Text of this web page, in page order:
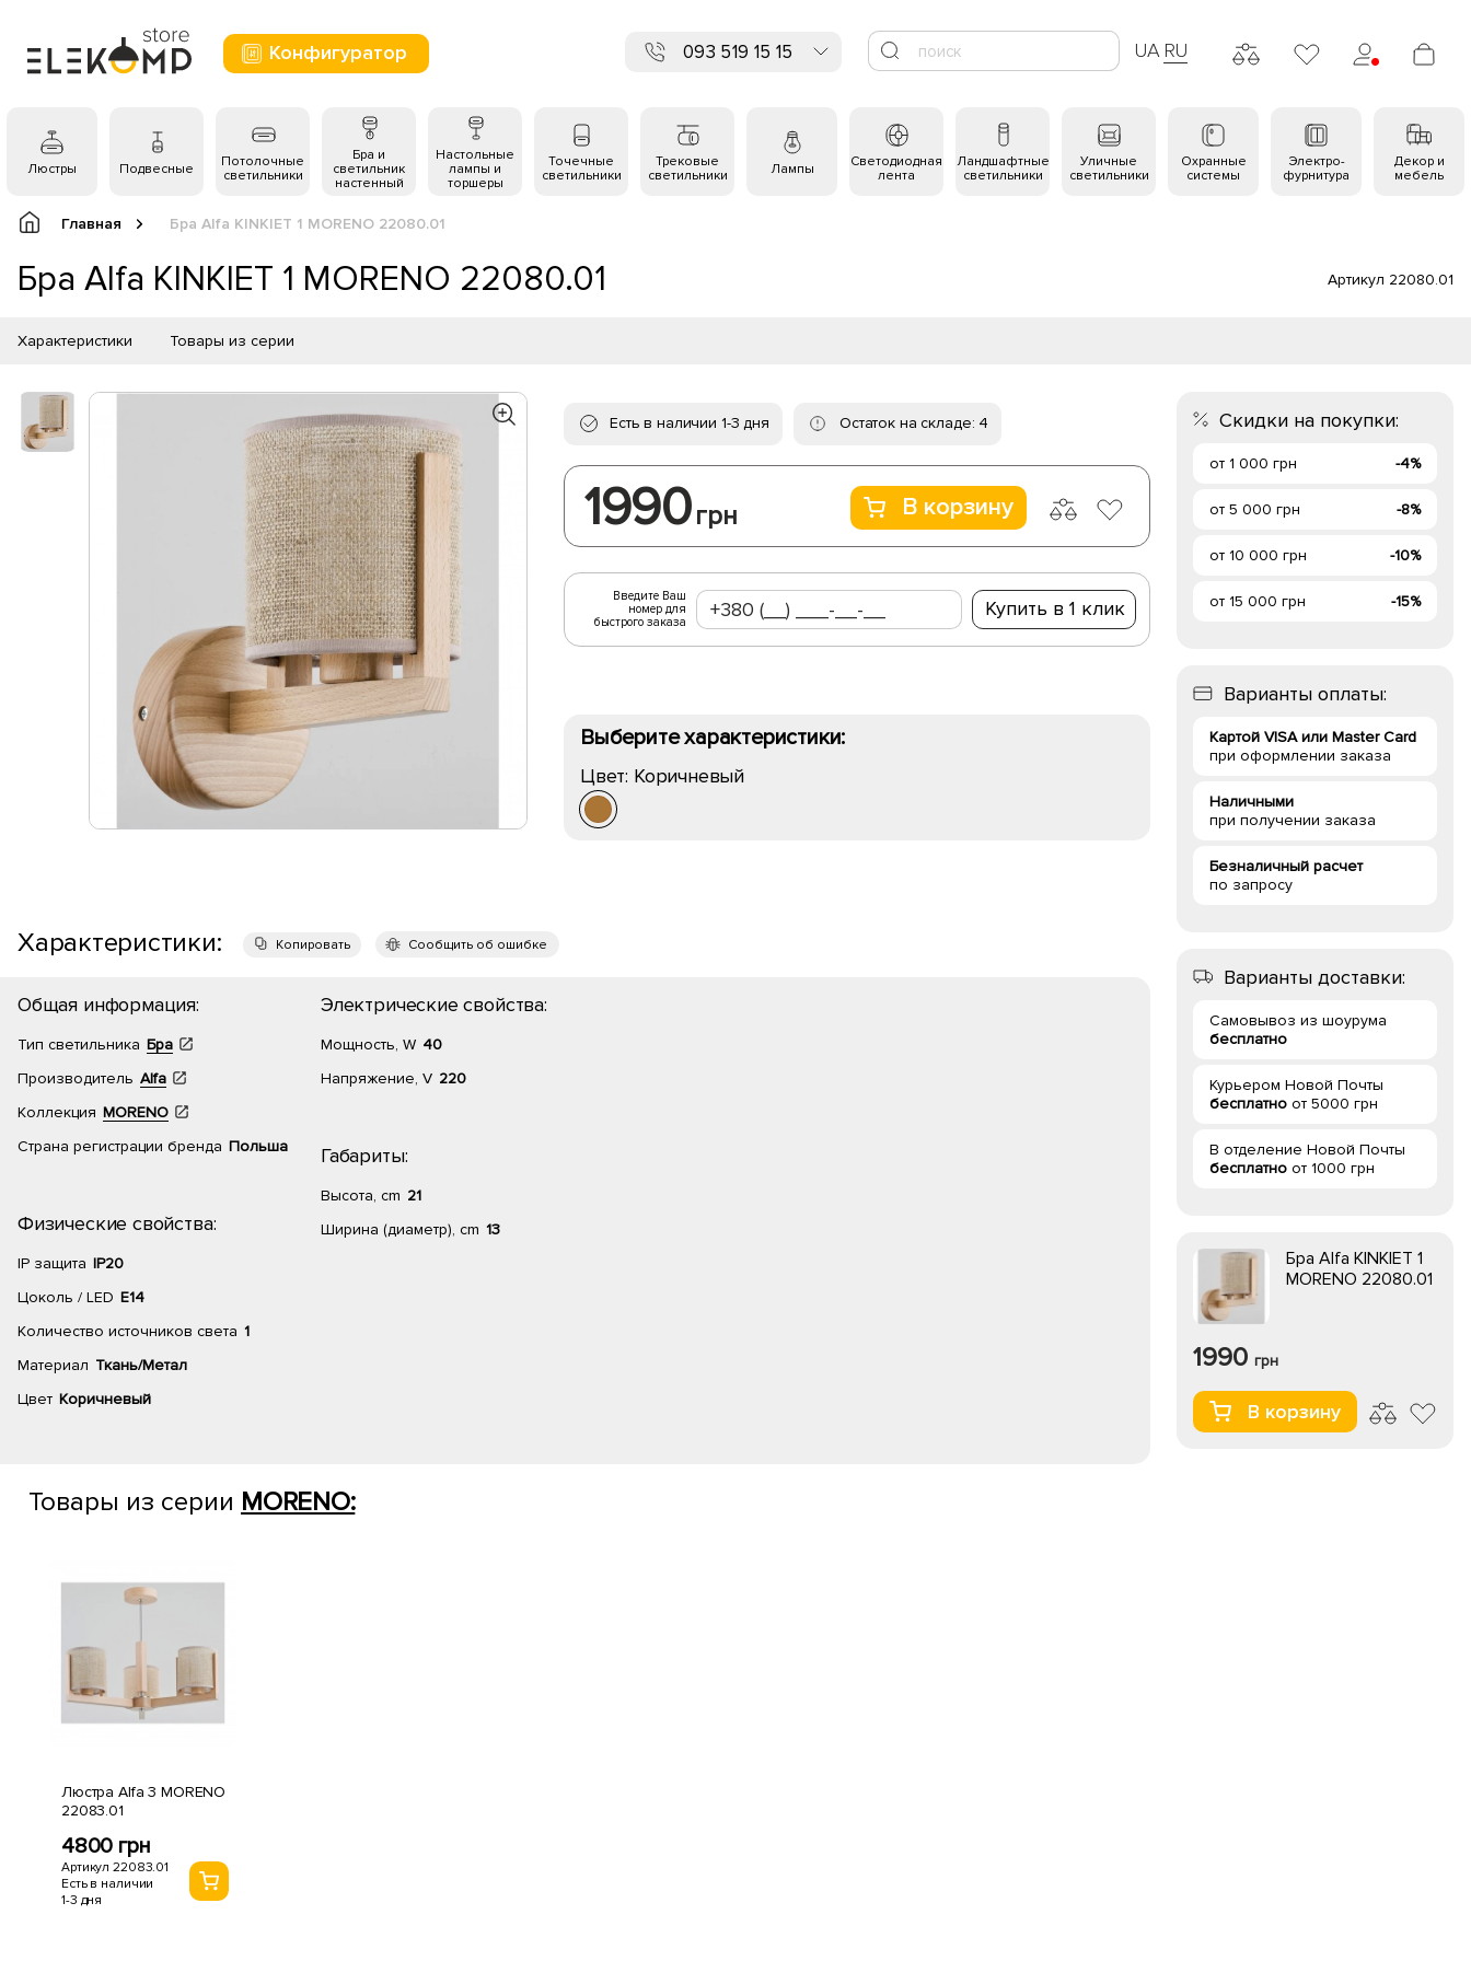
Конфигуратор 093 519 15 15 UA RU
Люстры Подвесные
Потолочные
светильники
Бра и
светильник
настенный
Настольные
лампы и
торшеры
Точечные
светильники
Трековые
светильники
Лампы
Светодиодная
лента
Ландшафтные
светильники
Уличные
светильники
Охранные
системы
Электро-
фурнитура
Декор и
мебель
Главная Бра Alfa KINKIET 1 MORENO 22080.01
Бра Alfa KINKIET 1 MORENO 22080.01 Артикул 22080.01
Характеристики Товары из серии
Есть в наличии 1-3 дня Остаток на складе: 4
1990 грн В корзину
Введите Ваш
номер для
быстрого заказа
Купить в 1 клик
Выберите характеристики:
Цвет: Коричневый
Характеристики: Копировать Сообщить об ошибке
Общая информация:
Тип светильника Бра
Производитель Alfa
Коллекция MORENO
Страна регистрации бренда Польша
Физические свойства:
IP защита IP20
Цоколь / LED E14
Количество источников света 1
Материал Ткань/Метал
Цвет Коричневый
Электрические свойства:
Мощность, W 40
Напряжение, V 220
Габариты:
Высота, cm 21
Ширина (диаметр), cm 13
Товары из серии MORENO:
Люстра Alfa 3 MORENO
22083.01
4800 грн
Артикул 22083.01
Есть в наличии
1-3 дня
Скидки на покупки:
от 1 000 грн -4%
от 5 000 грн -8%
от 10 000 грн -10%
от 15 000 грн -15%
Варианты оплаты:
Картой VISA или Master Card
при оформлении заказа
Наличными
при получении заказа
Безналичный расчет
по запросу
Варианты доставки:
Самовывоз из шоурума
бесплатно
Курьером Новой Почты
бесплатно от 5000 грн
В отделение Новой Почты
бесплатно от 1000 грн
Бра Alfa KINKIET 1
MORENO 22080.01
1990 грн
В корзину